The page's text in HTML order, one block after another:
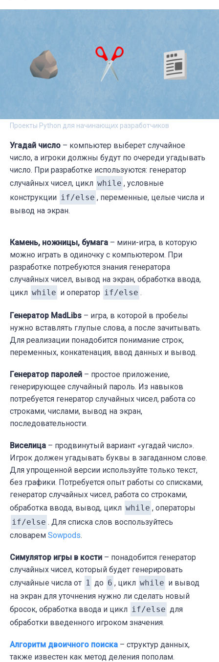
Проекты Python для начинающих разработчиков
Угадай число – компьютер выберет случайное
число, а игроки должны будут по очереди угадывать
число. При разработке используются: генератор
случайных чисел, цикл while , условные
конструкции if/else , переменные, целые числа и
вывод на экран.
Камень, ножницы, бумага – мини-игра, в которую
можно играть в одиночку с компьютером. При
разработке потребуются знания генератора
случайных чисел, вывод на экран, обработка ввода,
цикл while и оператор if/else .
Генератор MadLibs – игра, в которой в пробелы
нужно вставлять глупые слова, а после зачитывать.
Для реализации понадобится понимание строк,
переменных, конкатенация, ввод данных и вывод.
Генератор паролей – простое приложение,
генерирующее случайный пароль. Из навыков
потребуется генератор случайных чисел, работа со
строками, числами, вывод на экран,
последовательности.
Виселица – продвинутый вариант «угадай число».
Игрок должен угадывать буквы в загаданном слове.
Для упрощенной версии используйте только текст,
без графики. Потребуется опыт работы со списками,
генератор случайных чисел, работа со строками,
обработка ввода, вывод, цикл while , операторы
if/else . Для списка слов воспользуйтесь
словарем Sowpods.
Симулятор игры в кости – понадобится генератор
случайных чисел, который будет генерировать
случайные числа от 1 до 6 , цикл while и вывод
на экран для уточнения нужно ли сделать новый
бросок, обработка ввода и цикл if/else для
обработки введенного игроком значения.
Алгоритм двоичного поиска – структур данных,
также известен как метод деления пополам.